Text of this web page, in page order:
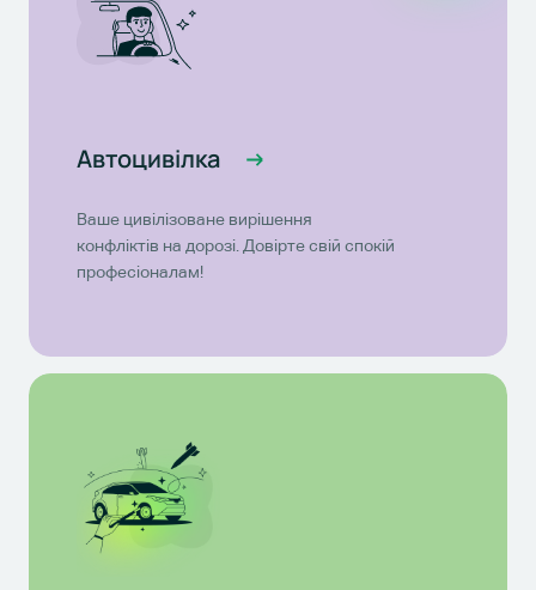
Автоцивілка
Ваше цивілізоване вирішення
конфліктів на дорозі. Довірте свій спокій
професіоналам!